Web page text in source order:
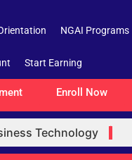
NGAI Programs
Start Earning
Enroll Now
Technology